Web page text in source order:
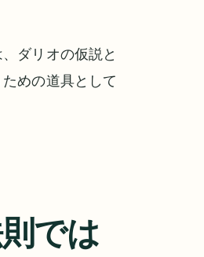
ダリオの仮説と
めの道具として
では